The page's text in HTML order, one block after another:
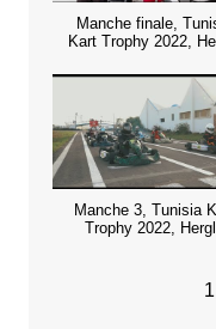
Manche finale,
Kart Trophy 2022,
Manche 3, Tunisia
Trophy 2022,
1